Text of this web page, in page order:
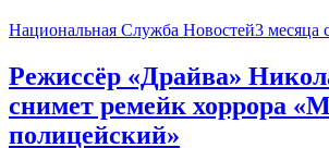
Национальная Служба Новостей3 месяца
Режиссёр «Драйва»
снимет ремейк хоррора
полицейский»